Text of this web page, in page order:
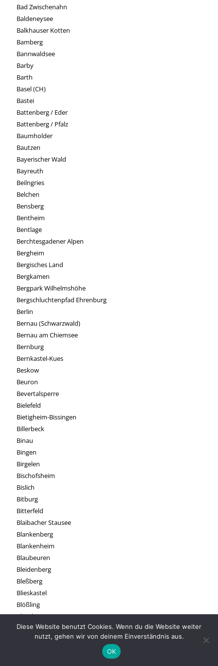
Bad Zwischenahn
Baldeneysee
Balkhauser Kotten
Bamberg
Bannwaldsee
Barby
Barth
Basel (CH)
Bastei
Battenberg / Eder
Battenberg / Pfalz
Baumholder
Bautzen
Bayerischer Wald
Bayreuth
Beilngries
Belchen
Bensberg
Bentheim
Bentlage
Berchtesgadener Alpen
Bergheim
Bergisches Land
Bergkamen
Bergpark Wilhelmshöhe
Bergschluchtenpfad Ehrenburg
Berlin
Bernau (Schwarzwald)
Bernau am Chiemsee
Bernburg
Bernkastel-Kues
Beskow
Beuron
Bevertalsperre
Bielefeld
Bietigheim-Bissingen
Billerbeck
Binau
Bingen
Birgelen
Bischofsheim
Bislich
Bitburg
Bitterfeld
Blaibacher Stausee
Blankenberg
Blankenheim
Blaubeuren
Bleidenberg
Bleßberg
Blieskastel
Blößling
Blomberg
Bocholt
Bochum
Diese Website benutzt Cookies. Wenn du die Website weiter
nutzt, gehen wir von deinem Einverständnis aus.
OK